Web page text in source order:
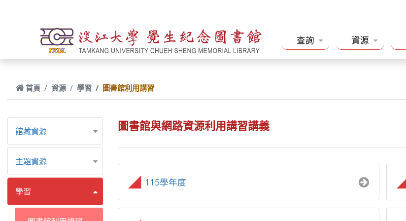
查詢 資源
首頁 資源 學習 圖書館利用講習
館藏資源
主題資源
學習
圖書館與網路資源利用講習講義
115學年度